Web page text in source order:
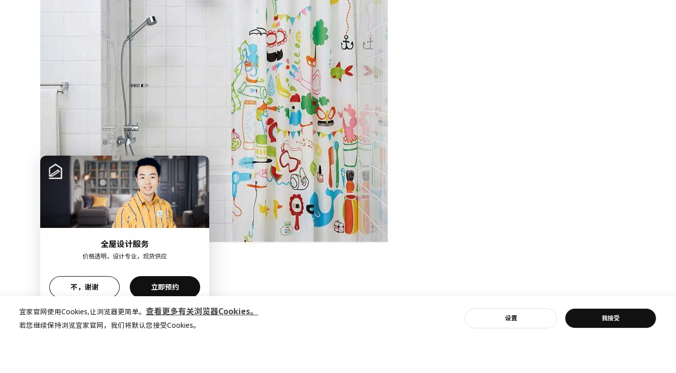
客服
全屋设计服务
价格透明，设计专业，现货供应
不，谢谢 立即预约
宜家官网使用Cookies,让浏览器更简单。查看更多有关浏览器Cookies。
若您继续保持浏览宜家官网，我们将默认您接受Cookies。
设置 我接受